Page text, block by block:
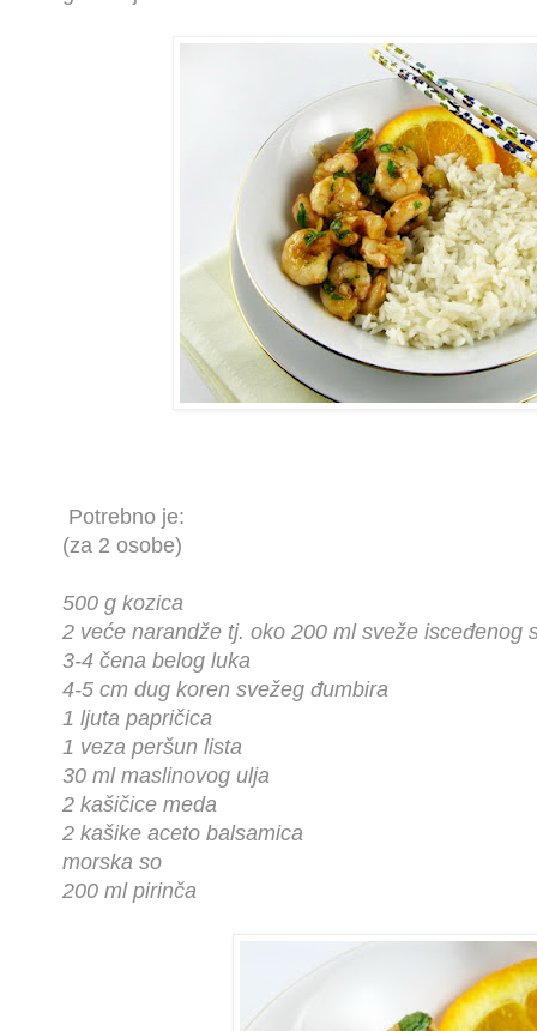
Potrebno je:
(za 2 osobe)
500 g kozica
2 veće narandže tj. oko 200 ml sveže isceđenog
3-4 čena belog luka
4-5 cm dug koren svežeg đumbira
1 ljuta papričica
1 veza peršun lista
30 ml maslinovog ulja
2 kašičice meda
2 kašike aceto balsamica
morska so
200 ml pirinča